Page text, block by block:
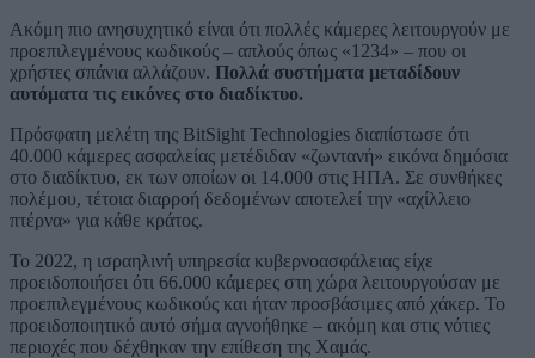
Ακόμη πιο ανησυχητικό είναι ότι πολλές κάμερες λειτουργούν με
προεπιλεγμένους κωδικούς – απλούς όπως «1234» – που οι
χρήστες σπάνια αλλάζουν. Πολλά συστήματα μεταδίδουν
αυτόματα τις εικόνες στο διαδίκτυο.
Πρόσφατη μελέτη της BitSight Technologies διαπίστωσε ότι
40.000 κάμερες ασφαλείας μετέδιδαν «ζωντανή» εικόνα δημόσια
στο διαδίκτυο, εκ των οποίων οι 14.000 στις ΗΠΑ. Σε συνθήκες
πολέμου, τέτοια διαρροή δεδομένων αποτελεί την «αχίλλειο
πτέρνα» για κάθε κράτος.
Το 2022, η ισραηλινή υπηρεσία κυβερνοασφάλειας είχε
προειδοποιήσει ότι 66.000 κάμερες στη χώρα λειτουργούσαν με
προεπιλεγμένους κωδικούς και ήταν προσβάσιμες από χάκερ. Το
προειδοποιητικό αυτό σήμα αγνοήθηκε – ακόμη και στις νότιες
περιοχές που δέχθηκαν την επίθεση της Χαμάς.